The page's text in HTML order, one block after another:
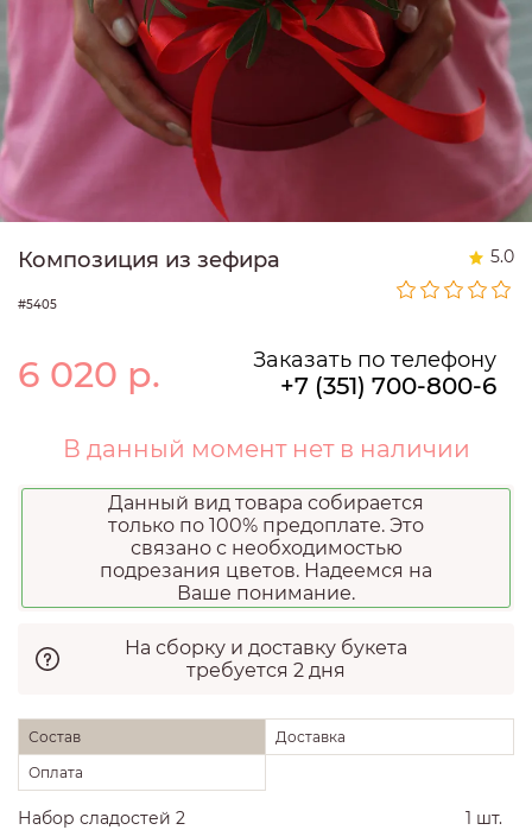
Композиция из зефира 5.0
#5405
6 020 р. Заказать по телефону
+7 (351) 700-800-6
В данный момент нет в наличии
Данный вид товара собирается
только по 100% предоплате. Это
связано с необходимостью
подрезания цветов. Надеемся на
Ваше понимание.
На сборку и доставку букета
требуется 2 дня
Состав
Доставка
Оплата
Набор сладостей 2
1 шт.